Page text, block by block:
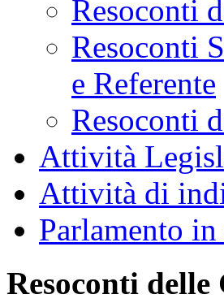
Resoconti
Resoconti
e Referente
Resoconti
Attività
Attività di
Parlamento
Resoconti